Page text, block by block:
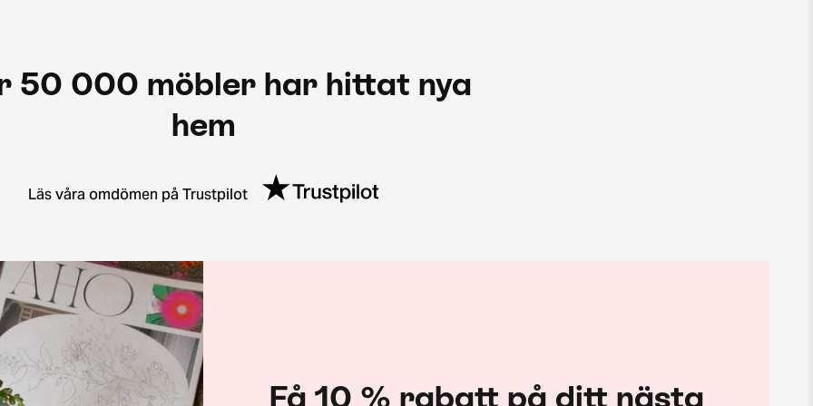
50 000 möbler har hittat nya
hem
Läs våra omdömen på Trustpilot
Få 10 % rabatt på ditt nästa